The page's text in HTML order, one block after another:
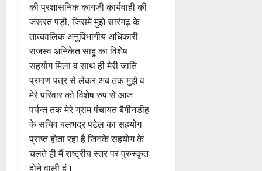
की प्रशासनिक कागजी कार्यवाही की
जरूरत पड़ी, जिसमें मुझे सारंगढ़ के
तात्कालिक अनुविभागीय अधिकारी
राजस्व अनिकेत साहू का विशेष
सहयोग मिला व साथ ही मेरी जाति
प्रमाण पत्र से लेकर अब तक मुझे व
मेरे परिवार को ‌विशेष रुप से आज
पर्यन्त तक मेरे ग्राम पंचायत बैगीनडीह
के सचिव बलभद्र पटेल का सहयोग
प्राप्त होता रहा है जिनके सहयोग के
चलते ही मैं राष्ट्रीय स्तर पर पुरुस्कृत
होने वाली हूं।